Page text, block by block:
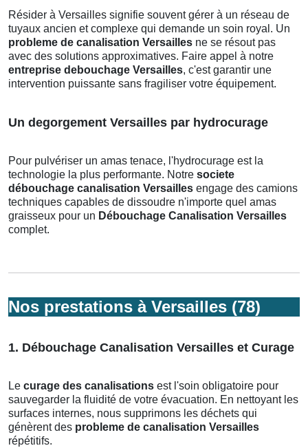
Résider à Versailles signifie souvent gérer à un réseau de
tuyaux ancien et complexe qui demande un soin royal. Un
probleme de canalisation Versailles ne se résout pas
avec des solutions approximatives. Faire appel à notre
entreprise debouchage Versailles, c'est garantir une
intervention puissante sans fragiliser votre équipement.
Un degorgement Versailles par hydrocurage
Pour pulvériser un amas tenace, l'hydrocurage est la
technologie la plus performante. Notre societe
débouchage canalisation Versailles engage des camions
techniques capables de dissoudre n'importe quel amas
graisseux pour un Débouchage Canalisation Versailles
complet.
Nos prestations à Versailles (78)
1. Débouchage Canalisation Versailles et Curage
Le curage des canalisations est l'soin obligatoire pour
sauvegarder la fluidité de votre évacuation. En nettoyant les
surfaces internes, nous supprimons les déchets qui
génèrent des probleme de canalisation Versailles
répétitifs.